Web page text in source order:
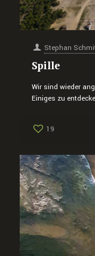
Stephan
Spille
Wir sind wieder
Einiges zu
19